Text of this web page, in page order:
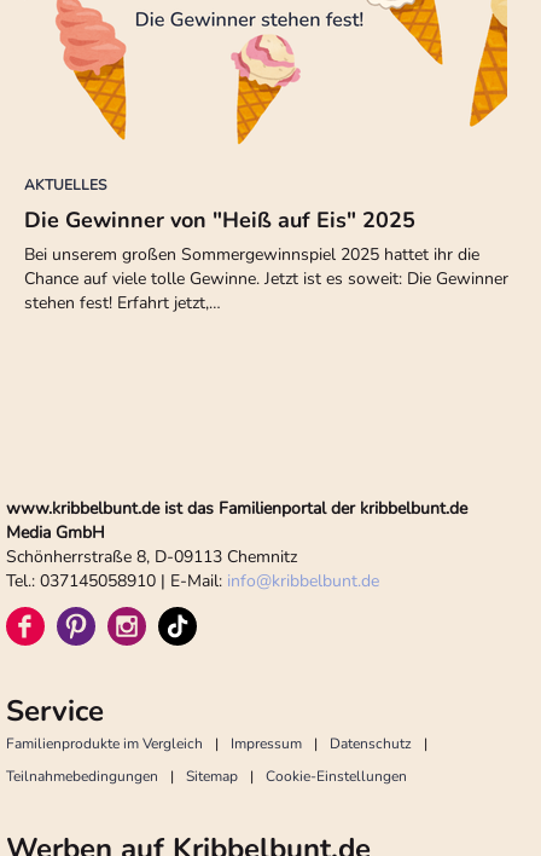
AKTUELLES
Die Gewinner von "Heiß auf Eis" 2025
Bei unserem großen Sommergewinnspiel 2025 hattet ihr die
Chance auf viele tolle Gewinne. Jetzt ist es soweit: Die Gewinner
stehen fest! Erfahrt jetzt,…
www.kribbelbunt.de ist das Familienportal der kribbelbunt.de
Media GmbH
Schönherrstraße 8, D-09113 Chemnitz
Tel.: 037145058910 | E-Mail: info@kribbelbunt.de
Service
Familienprodukte im Vergleich Impressum
Datenschutz
Teilnahmebedingungen
Sitemap Cookie-Einstellungen